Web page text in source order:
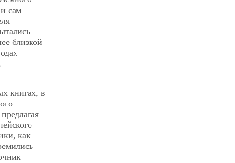
сам
близкой
книгах, в
как